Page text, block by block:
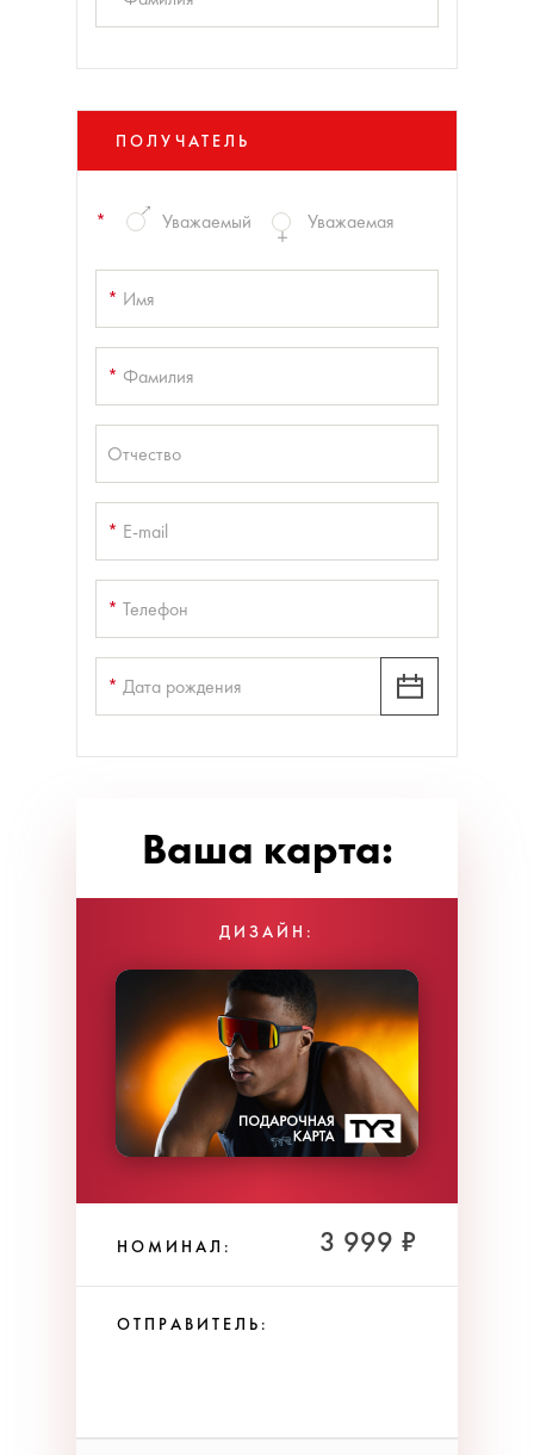
ПОЛУЧАТЕЛЬ
* Уважаемый Уважаемая
* Имя
* Фамилия
Отчество
* E-mail
* Телефон
* Дата рождения
Ваша карта:
ДИЗАЙН:
НОМИНАЛ: 3 999 ₽
ОТПРАВИТЕЛЬ: